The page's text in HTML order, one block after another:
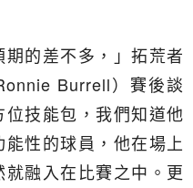
期的差不多，」拓荒者
Burrell）賽後談
技能包，我們知道他
性的球員，他在場上
融入在比賽之中。更